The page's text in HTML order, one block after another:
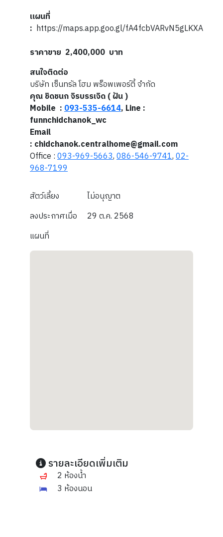
แผนที่
: https://maps.app.goo.gl/fA4fcbVARvN5gLKXA
ราคาขาย 2,400,000 บาท
สนใจติดต่อ
บริษัท เซ็นทรัล โฮม พร็อพเพอร์ตี้ จำกัด
คุณ ชิดชนก จิรบรรเจิด ( ฝัน )
Mobile :093-535-6614, Line :
funnchidchanok_wc
Email
: chidchanok.centralhome@gmail.com
Office :093-969-5663,086-546-9741,02-
968-7199
สัตว์เลี้ยง
ไม่อนุญาต
ลงประกาศเมื่อ
29 ต.ค. 2568
แผนที่
รายละเอียดเพิ่มเติม
2 ห้องน้ำ
3 ห้องนอน